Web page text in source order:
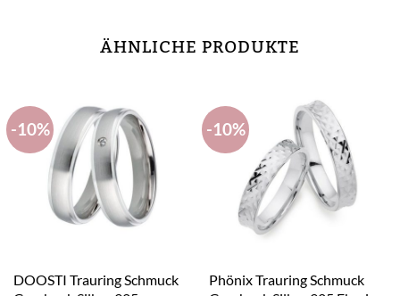
ÄHNLICHE PRODUKTE
-10%
DOOSTI Trauring Schmuck
-10%
Phönix Trauring Schmuck